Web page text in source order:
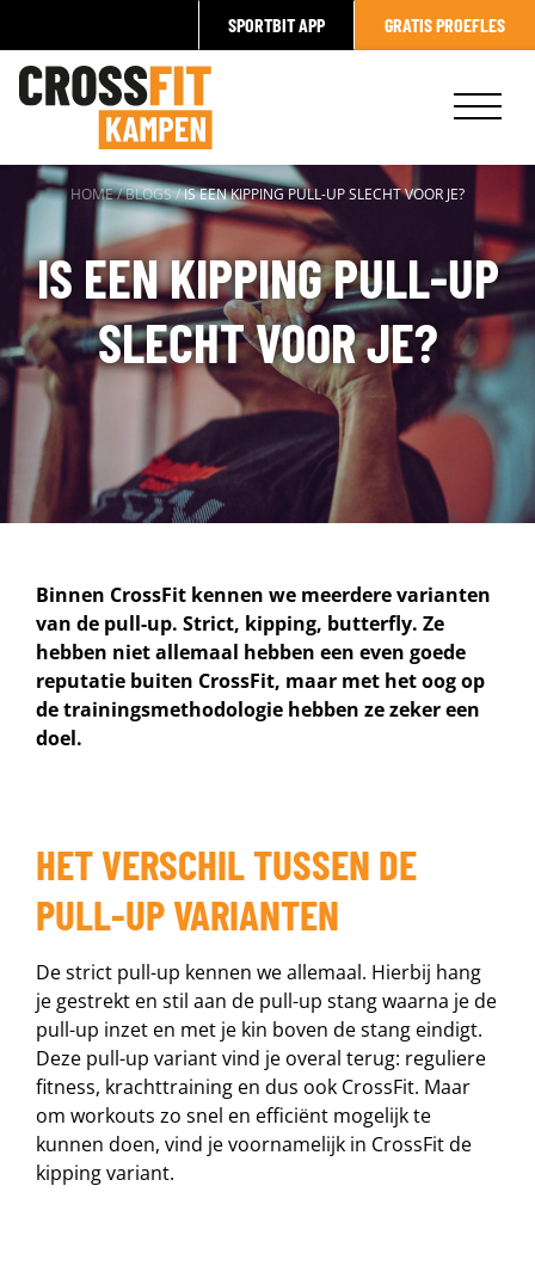
SPORTBIT APP GRATIS PROEFLES
HOME/BLOGS/IS EEN KIPPING PULL-UP SLECHT VOOR JE?
IS EEN KIPPING PULL-UP
SLECHT VOOR JE?
Binnen CrossFit kennen we meerdere varianten
van de pull-up. Strict, kipping, butterfly. Ze
hebben niet allemaal hebben een even goede
reputatie buiten CrossFit, maar met het oog op
de trainingsmethodologie hebben ze zeker een
doel.
HET VERSCHIL TUSSEN DE
PULL-UP VARIANTEN
De strict pull-up kennen we allemaal. Hierbij hang
je gestrekt en stil aan de pull-up stang waarna je de
pull-up inzet en met je kin boven de stang eindigt.
Deze pull-up variant vind je overal terug: reguliere
fitness, krachttraining en dus ook CrossFit. Maar
om workouts zo snel en efficiënt mogelijk te
kunnen doen, vind je voornamelijk in CrossFit de
kipping variant.